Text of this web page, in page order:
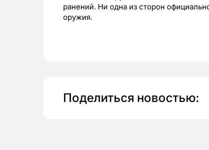
ранений. Ни одна из сторон
оружия.
Поделиться новостью: